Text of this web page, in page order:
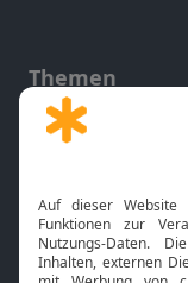
Themen
Gott und
Neuigkeiten